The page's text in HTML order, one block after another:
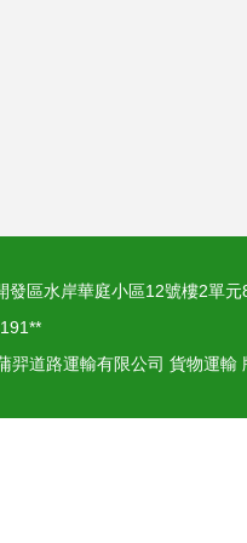
區水岸華庭小區12號樓2單
羿道路運輸有限公司 貨物運輸